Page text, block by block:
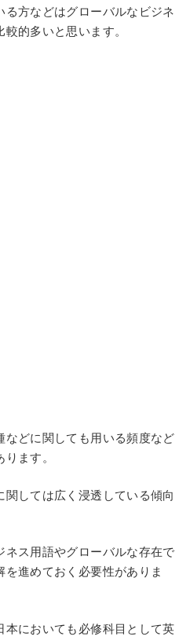
る方などはグローバルなビジネ
的多いと思います。
などに関しても用いる頻度など
ます。
しては広く浸透している傾向
ネス用語やグローバルな存在で
進めておく必要性がありま
においても必修科目として英